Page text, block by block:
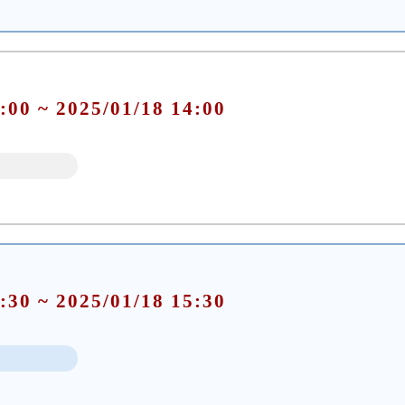
~ 2025/01/18 14:00
~ 2025/01/18 15:30